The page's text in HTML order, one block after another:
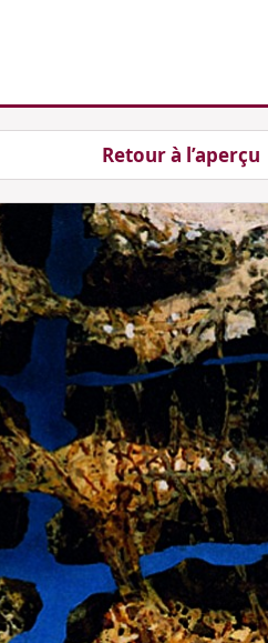
Retour à l’aperçu